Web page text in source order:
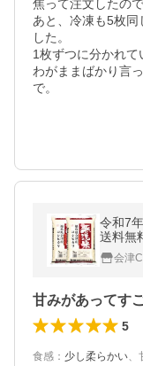
焦って注文したの
あと、冷凍も5枚同
した。
1枚ずつに分かれて
わがままばかり言
で。
令和7
送料無
こめ 無
会津
甘みがあってす
5
食感 ： 少し柔らかい、